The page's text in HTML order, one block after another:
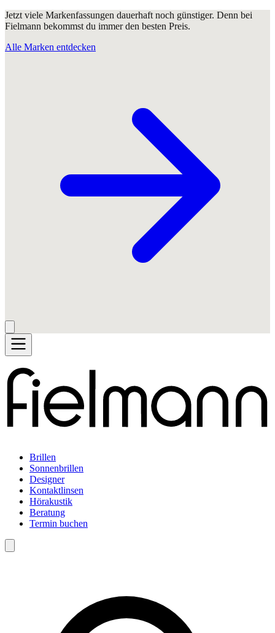
Jetzt viele Markenfassungen dauerhaft noch günstiger. Denn bei
Fielmann bekommst du immer den besten Preis.
Alle Marken entdecken
Brillen
Sonnenbrillen
Designer
Kontaktlinsen
Hörakustik
Beratung
Termin buchen